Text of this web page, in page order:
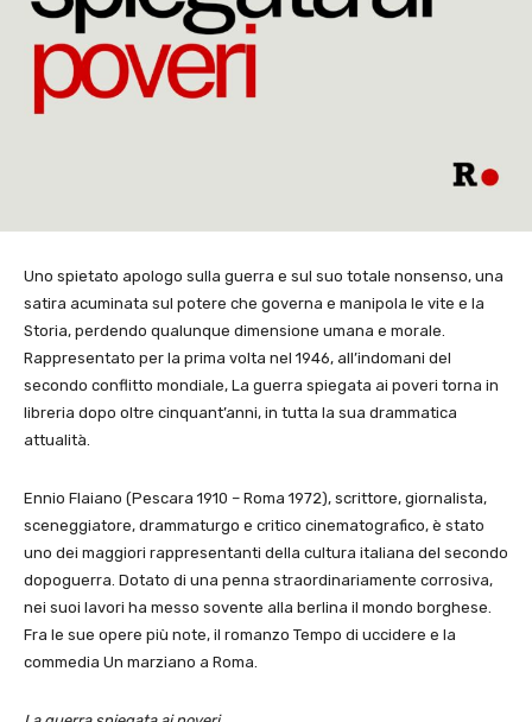
Uno spietato apologo sulla guerra e sul suo totale nonsenso, una
satira acuminata sul potere che governa e manipola le vite e la
Storia, perdendo qualunque dimensione umana e morale.
Rappresentato per la prima volta nel 1946, all’indomani del
secondo conflitto mondiale, La guerra spiegata ai poveri torna in
libreria dopo oltre cinquant’anni, in tutta la sua drammatica
attualità.
Ennio Flaiano (Pescara 1910 – Roma 1972), scrittore, giornalista,
sceneggiatore, drammaturgo e critico cinematografico, è stato
uno dei maggiori rappresentanti della cultura italiana del secondo
dopoguerra. Dotato di una penna straordinariamente corrosiva,
nei suoi lavori ha messo sovente alla berlina il mondo borghese.
Fra le sue opere più note, il romanzo Tempo di uccidere e la
commedia Un marziano a Roma.